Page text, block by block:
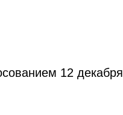
12 декабря